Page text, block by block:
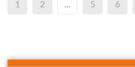
1 2 ... 5 6